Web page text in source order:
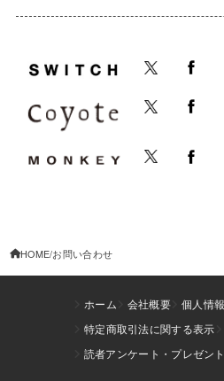
HOME お問い合わせ
ホーム 会社概要
個人情
特定商取引法に関する表示
読者アンケート・プレゼン